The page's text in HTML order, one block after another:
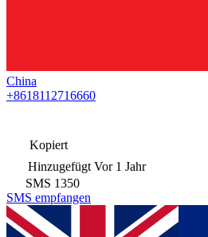
China
+8618112716660
Kopiert
Hinzugefügt Vor 1 Jahr
SMS 1350
SMS empfangen